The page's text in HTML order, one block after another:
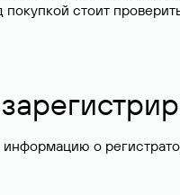
стоит
о